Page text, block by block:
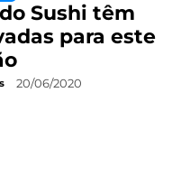
Sushi têm
para este
20/06/2020